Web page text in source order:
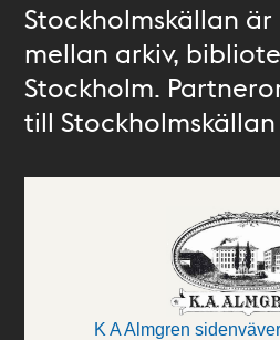
Stockholmskällan
mellan arkiv,
Stockholm.
till
K A Almgren